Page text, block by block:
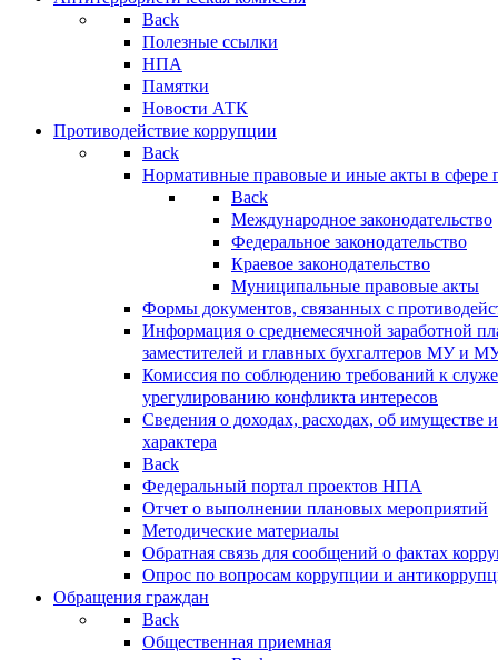
Back
Полезные ссылки
НПА
Памятки
Новости АТК
Противодействие коррупции
Back
Нормативные правовые и иные акты в сфере
Back
Международное законодательство
Федеральное законодательство
Краевое законодательство
Муниципальные правовые акты
Формы документов, связанных с
Информация о среднемесячной заработной
заместителей и главных бухгалтеров МУ и
Комиссия по соблюдению требований к
урегулированию конфликта интересов
Сведения о доходах, расходах, об имуществе
характера
Back
Федеральный портал проектов НПА
Отчет о выполнении плановых мероприятий
Методические материалы
Обратная связь для сообщений о фактах
Опрос по вопросам коррупции и
Обращения граждан
Back
Общественная приемная